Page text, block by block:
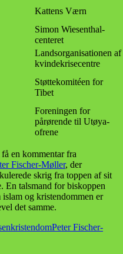
Kattens Værn
Simon Wiesenthal-
centeret
Landsorganisationen af
kvindekrisecentre
Støttekomitéen for
Tibet
Foreningen for
pårørende til Utøya-
ofrene
en kommentar fra
Fischer-Møller, der
skrig fra toppen af sit
En talsmand for biskoppen
og kristendommen er
det samme.
kristendomPeter Fischer-